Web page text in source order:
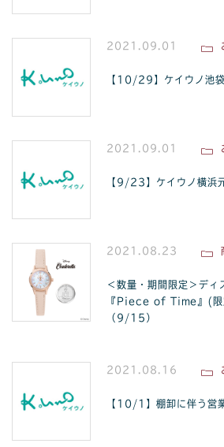
2021.09.01
【10/29】ケイウノ池
2021.09.01
【9/23】ケイウノ横浜
2021.08.23
＜数量・期間限定＞デ
『Piece of Time』(限
（9/15）
2021.08.16
【10/1】棚卸に伴う営